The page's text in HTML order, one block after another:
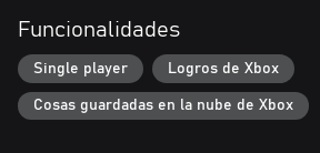
Funcionalidades
Single player Logros de Xbox
Cosas guardadas en la nube de Xbox